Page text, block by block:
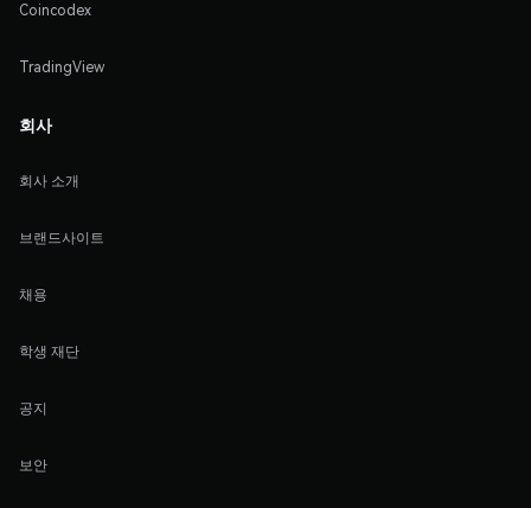
Coincodex
TradingView
회사
회사 소개
브랜드사이트
채용
학생 재단
공지
보안